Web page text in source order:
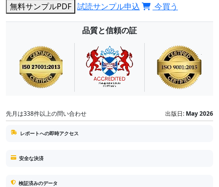
無料サンプルPDF 試読サンプル申込 今買う
品質と信頼の証
先月は338件以上の問い合わせ 出版日: May 2026
レポートへの即時アクセス
安全な決済
検証済みのデータ